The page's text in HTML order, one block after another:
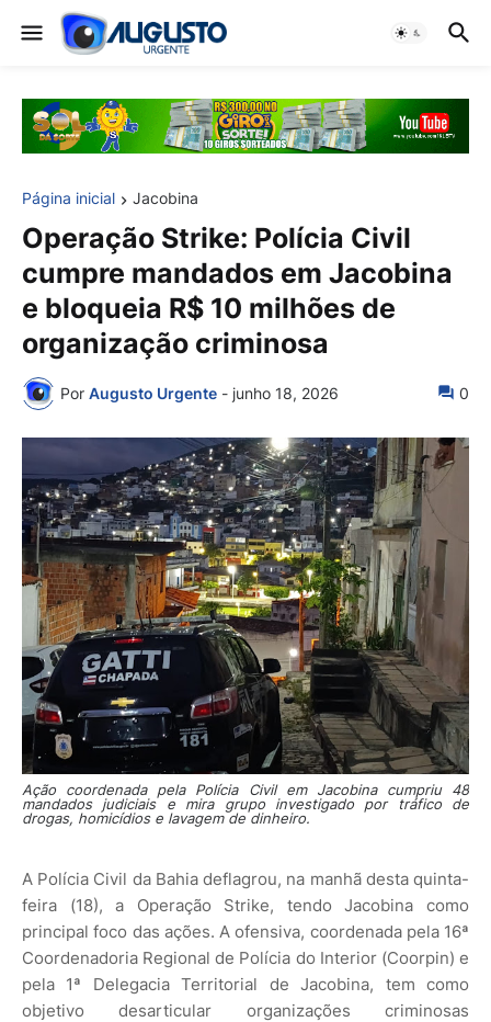
Página inicial Jacobina
Operação Strike: Polícia Civil
cumpre mandados em Jacobina
e bloqueia R$ 10 milhões de
organização criminosa
Por Augusto Urgente - junho 18, 2026 0
Ação coordenada pela Polícia Civil em Jacobina cumpriu 48
mandados judiciais e mira grupo investigado por tráfico de
drogas, homicídios e lavagem de dinheiro.
A Polícia Civil da Bahia deflagrou, na manhã desta quinta-
feira (18), a Operação Strike, tendo Jacobina como
principal foco das ações. A ofensiva, coordenada pela 16ª
Coordenadoria Regional de Polícia do Interior (Coorpin) e
pela 1ª Delegacia Territorial de Jacobina, tem como
objetivo desarticular organizações criminosas